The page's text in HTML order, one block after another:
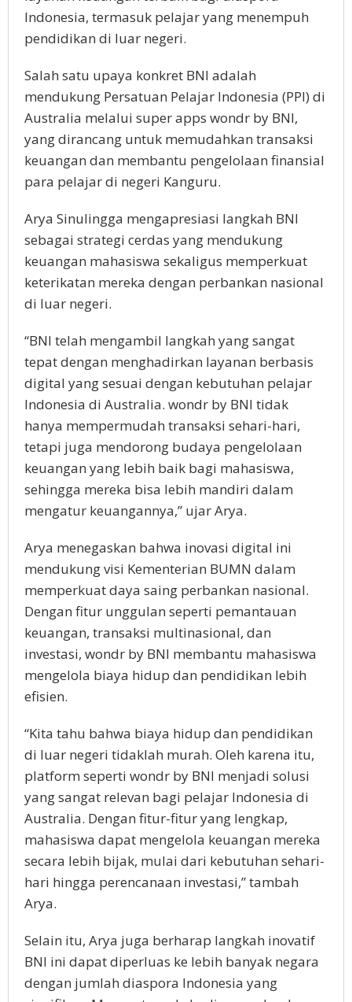
Indonesia, termasuk pelajar yang menempuh
pendidikan di luar negeri.
Salah satu upaya konkret BNI adalah
mendukung Persatuan Pelajar Indonesia (PPI) di
Australia melalui super apps wondr by BNI,
yang dirancang untuk memudahkan transaksi
keuangan dan membantu pengelolaan finansial
para pelajar di negeri Kanguru.
Arya Sinulingga mengapresiasi langkah BNI
sebagai strategi cerdas yang mendukung
keuangan mahasiswa sekaligus memperkuat
keterikatan mereka dengan perbankan nasional
di luar negeri.
“BNI telah mengambil langkah yang sangat
tepat dengan menghadirkan layanan berbasis
digital yang sesuai dengan kebutuhan pelajar
Indonesia di Australia. wondr by BNI tidak
hanya mempermudah transaksi sehari-hari,
tetapi juga mendorong budaya pengelolaan
keuangan yang lebih baik bagi mahasiswa,
sehingga mereka bisa lebih mandiri dalam
mengatur keuangannya,” ujar Arya.
Arya menegaskan bahwa inovasi digital ini
mendukung visi Kementerian BUMN dalam
memperkuat daya saing perbankan nasional.
Dengan fitur unggulan seperti pemantauan
keuangan, transaksi multinasional, dan
investasi, wondr by BNI membantu mahasiswa
mengelola biaya hidup dan pendidikan lebih
efisien.
“Kita tahu bahwa biaya hidup dan pendidikan
di luar negeri tidaklah murah. Oleh karena itu,
platform seperti wondr by BNI menjadi solusi
yang sangat relevan bagi pelajar Indonesia di
Australia. Dengan fitur-fitur yang lengkap,
mahasiswa dapat mengelola keuangan mereka
secara lebih bijak, mulai dari kebutuhan sehari-
hari hingga perencanaan investasi,” tambah
Arya.
Selain itu, Arya juga berharap langkah inovatif
BNI ini dapat diperluas ke lebih banyak negara
dengan jumlah diaspora Indonesia yang